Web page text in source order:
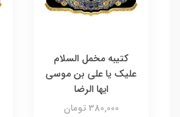
کتیبه مخمل السلام
علیک یا علی بن موسی
ایها الرضا
380,000 تومان